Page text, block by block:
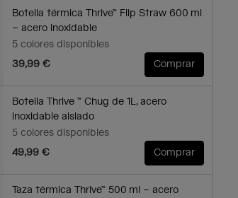
Botella térmica Thrive™ Flip Straw 600 ml
– acero inoxidable
5 colores disponibles
39,99 €
Comprar
Botella Thrive ™ Chug de 1L, acero
inoxidable aislado
5 colores disponibles
49,99 €
Comprar
Taza térmica Thrive™ 500 ml – acero